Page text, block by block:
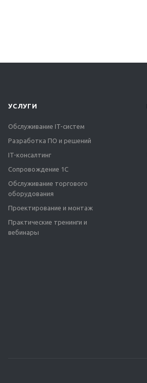
УСЛУГИ
Обслуживание IT-систем
Разработка ПО и решений
IT-консалтинг
Сопровождение 1С
Обслуживание торгового
оборудования
Проектирование и монтаж
Практические тренинги и
вебинары